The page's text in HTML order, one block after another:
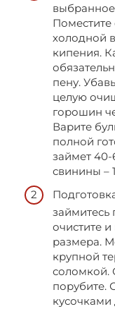
холодной
кипения.
пену.
целую
горошин
Варите
полной
займет
свинины –
займитесь
очистите
размера.
крупной
соломкой.
порубите.
кусочками